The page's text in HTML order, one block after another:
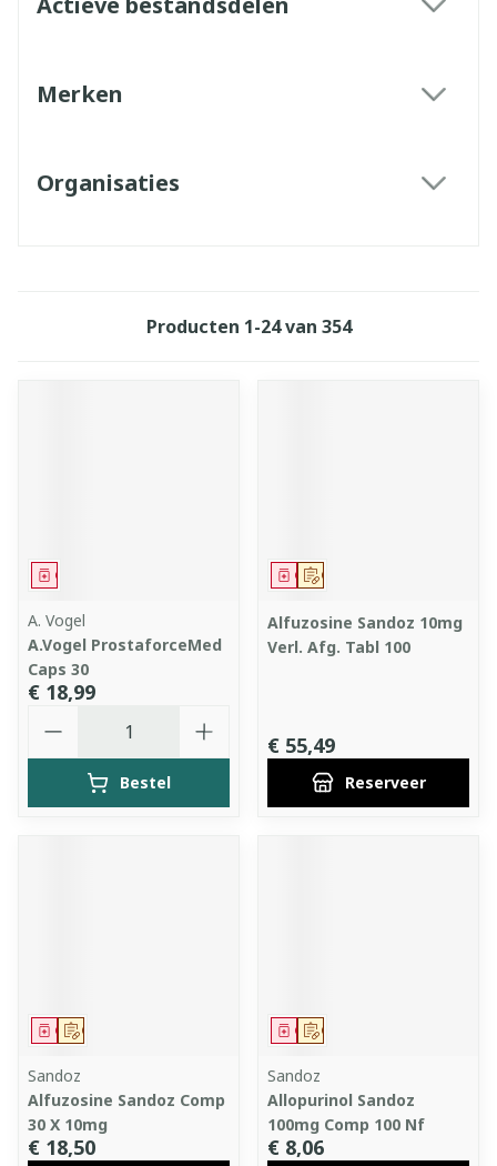
Merken
Organisaties
Producten 1-24van 354
Geneesmiddel
A. Vogel
A.Vogel ProstaforceMed
Caps 30
€ 18,99
Bestel
Op voorschrift
Geneesmiddel
Alfuzosine Sandoz 10mg
Verl. Afg. Tabl 100
€ 55,49
Reserveer
Op voorschrift
Geneesmiddel
Sandoz
Alfuzosine Sandoz Comp
30 X 10mg
€ 18,50
Op voorschrift
Geneesmiddel
Sandoz
Allopurinol Sandoz
100mg Comp 100 Nf
€ 8,06